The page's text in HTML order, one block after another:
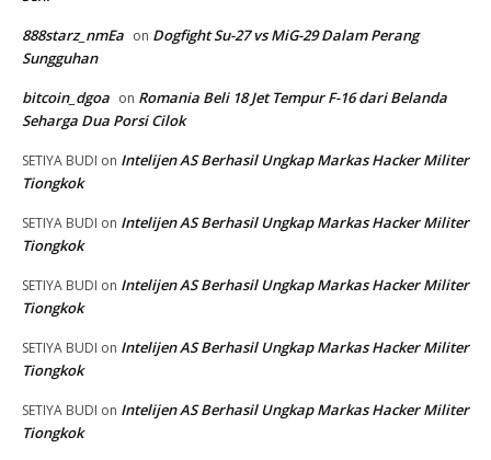
888starz_nmEa on Dogfight Su-27 vs MiG-29 Dalam Perang
Sungguhan
bitcoin_dgoa on Romania Beli 18 Jet Tempur F-16 dari Belanda
Seharga Dua Porsi Cilok
SETIYA BUDI on Intelijen AS Berhasil Ungkap Markas Hacker Militer
Tiongkok
SETIYA BUDI on Intelijen AS Berhasil Ungkap Markas Hacker Militer
Tiongkok
SETIYA BUDI on Intelijen AS Berhasil Ungkap Markas Hacker Militer
Tiongkok
SETIYA BUDI on Intelijen AS Berhasil Ungkap Markas Hacker Militer
Tiongkok
SETIYA BUDI on Intelijen AS Berhasil Ungkap Markas Hacker Militer
Tiongkok